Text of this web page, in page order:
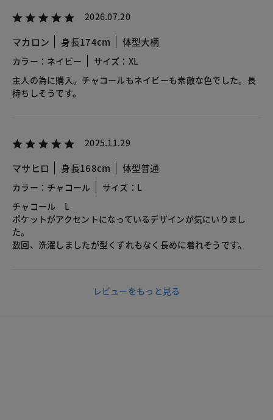
2026.07.20
マカロン 身長174cm 体型大柄
カラー：ネイビー
サイズ：XL
主人の為に購入。チャコールもネイビーも素敵な色でした。長
持ちしそうです。
2025.11.29
マサヒロ 身長168cm 体型普通
カラー：チャコール
サイズ：L
チャコール L
ポケットがアクセントになっているデザインが気にいりまし
た。
数回、洗濯しましたが型くずれもなく長めに着れそうです。
レビューをもっと見る